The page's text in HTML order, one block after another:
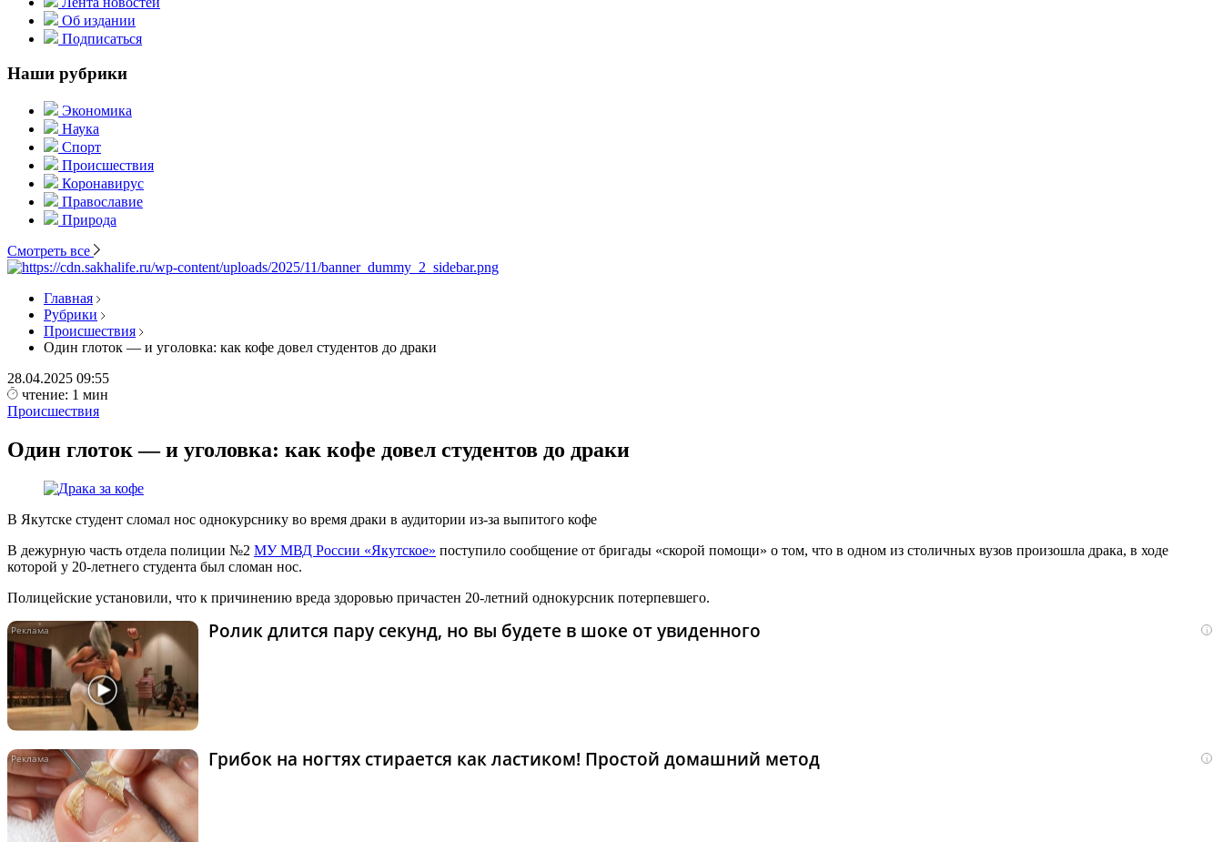
Об издании
Подписаться
Наши рубрики
Экономика
Наука
Спорт
Происшествия
Коронавирус
Православие
Природа
Смотреть все
Главная
Рубрики
Происшествия
Один глоток — и уголовка: как кофе довел студентов до драки
28.04.2025 09:55
чтение: 1 мин
Происшествия
Один глоток — и уголовка: как кофе довел студентов до драки
В Якутске студент сломал нос однокурснику во время драки в аудитории из-за выпитого кофе
В дежурную часть отдела полиции №2 МУ МВД России «Якутское» поступило сообщение от бригады «скорой помощи» о том, что в одном из столичных вузов произошла драка, в ходе
которой у 20-летнего студента был сломан нос.
Полицейские установили, что к причинению вреда здоровью причастен 20-летний однокурсник потерпевшего.
i
Ролик длится пару секунд, но вы будете в шоке от увиденного
i
Грибок на ногтях стирается как ластиком! Простой домашний метод